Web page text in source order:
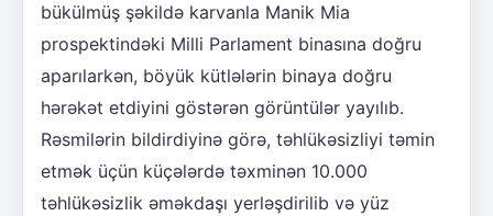
bükülmüş şəkildə karvanla Manik Mia
prospektindəki Milli Parlament binasına doğru
aparılarkən, böyük kütlələrin binaya doğru
hərəkət etdiyini göstərən görüntülər yayılıb.
Rəsmilərin bildirdiyinə görə, təhlükəsizliyi təmin
etmək üçün küçələrdə təxminən 10.000
təhlükəsizlik əməkdaşı yerləşdirilib və yüz